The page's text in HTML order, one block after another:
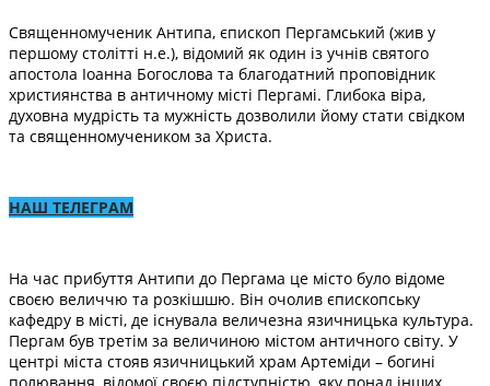
Священномученик Антипа, єпископ Пергамський (жив у
першому столітті н.е.), відомий як один із учнів святого
апостола Іоанна Богослова та благодатний проповідник
християнства в античному місті Пергамі. Глибока віра,
духовна мудрість та мужність дозволили йому стати свідком
та священномучеником за Христа.
НАШ ТЕЛЕГРАМ
На час прибуття Антипи до Пергама це місто було відоме
своєю величчю та розкішшю. Він очолив єпископську
кафедру в місті, де існувала величезна язичницька культура.
Пергам був третім за величиною містом античного світу. У
центрі міста стояв язичницький храм Артеміди – богині
полювання, відомої своєю підступністю, яку понад інших